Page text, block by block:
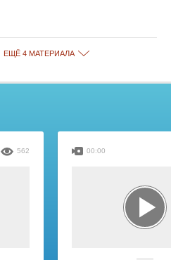
ЕЩЁ 4 МАТЕРИАЛА
562 00:00